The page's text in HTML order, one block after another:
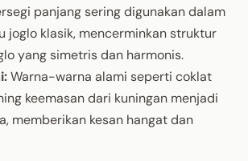
panjang sering digunakan dalam
joglo klasik, mencerminkan struktur
yang simetris dan harmonis.
Warna-warna alami seperti coklat
keemasan dari kuningan menjadi
memberikan kesan hangat dan